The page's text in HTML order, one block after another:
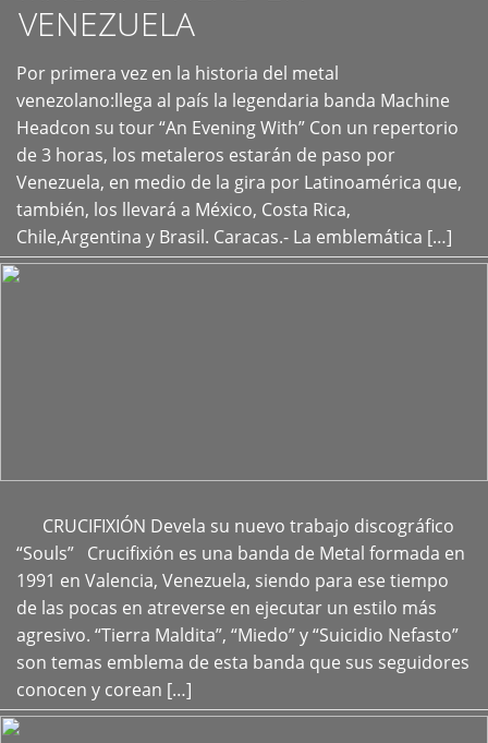
VENEZUELA
Por primera vez en la historia del metal
venezolano:llega al país la legendaria banda Machine
Headcon su tour “An Evening With” Con un repertorio
de 3 horas, los metaleros estarán de paso por
Venezuela, en medio de la gira por Latinoamérica que,
también, los llevará a México, Costa Rica,
Chile,Argentina y Brasil. Caracas.- La emblemática […]
+
CRUCIFIXIÓN Devela su nuevo trabajo discográfico
“Souls” Crucifixión es una banda de Metal formada en
1991 en Valencia, Venezuela, siendo para ese tiempo
de las pocas en atreverse en ejecutar un estilo más
agresivo. “Tierra Maldita”, “Miedo” y “Suicidio Nefasto”
son temas emblema de esta banda que sus seguidores
conocen y corean […]
+